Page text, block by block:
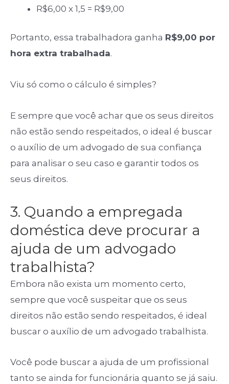
R$6,00 x 1,5 = R$9,00
Portanto, essa trabalhadora ganha R$9,00 por
hora extra trabalhada.
Viu só como o cálculo é simples?
E sempre que você achar que os seus direitos
não estão sendo respeitados, o ideal é buscar
o auxílio de um advogado de sua confiança
para analisar o seu caso e garantir todos os
seus direitos.
3. Quando a empregada
doméstica deve procurar a
ajuda de um advogado
trabalhista?
Embora não exista um momento certo,
sempre que você suspeitar que os seus
direitos não estão sendo respeitados, é ideal
buscar o auxílio de um advogado trabalhista.
Você pode buscar a ajuda de um profissional
tanto se ainda for funcionária quanto se já saiu.